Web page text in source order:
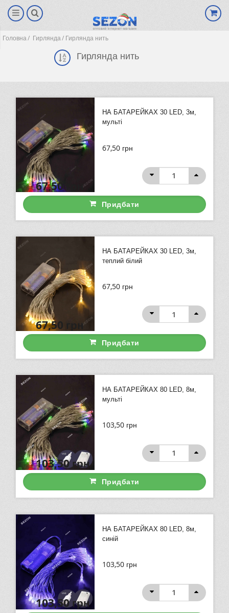
Головна Гирлянда Гирлянда нить
Гирлянда нить
НА БАТАРЕЙКАХ 30 LED, 3м,
мульті
67,50 грн
67,50грн
Придбати
НА БАТАРЕЙКАХ 30 LED, 3м,
теплий білий
67,50 грн
67,50 грн
Придбати
НА БАТАРЕЙКАХ 80 LED, 8м,
мульті
103,50 грн
103,50грн
Придбати
НА БАТАРЕЙКАХ 80 LED, 8м,
синій
103,50 грн
103,50грн